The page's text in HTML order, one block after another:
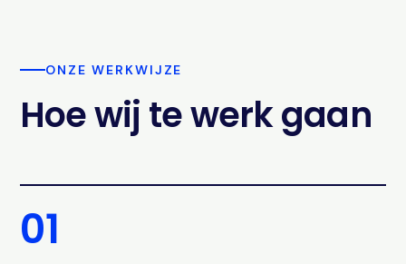
ONZE WERKWIJZE
Hoe wij te werk gaan
01